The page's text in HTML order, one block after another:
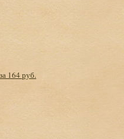
164 руб.